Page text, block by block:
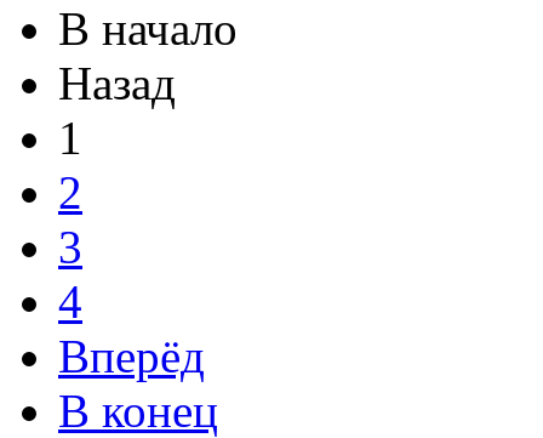
В начало
Назад
1
2
3
4
Вперёд
В конец